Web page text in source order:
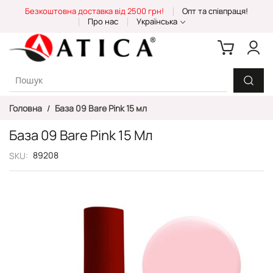
Content
Безкоштовна доставка від 2500 грн!
Опт та співпраця!
Про нас
Українська
Головна База 09 Bare Pink 15 мл
База 09 Bare Pink 15 Мл
SKU 89208